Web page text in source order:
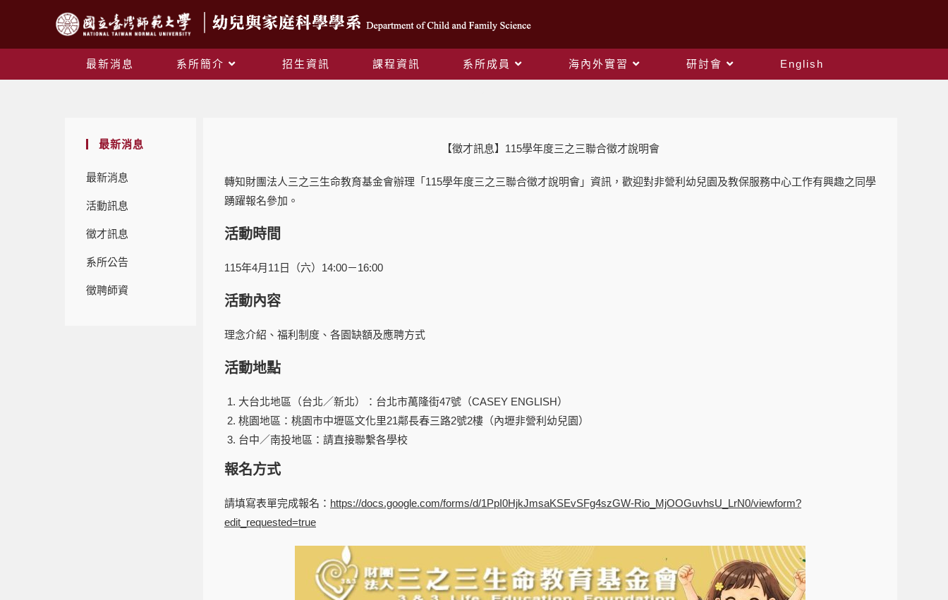
最新消息 系所簡介 招生資訊 課程資訊 系所成員 海內外實習 研討會
English
最新消息
最新消息
活動訊息
徵才訊息
系所公告
徵聘師資
【徵才訊息】115學年度三之三聯合徵才說明會
轉知財團法人三之三生命教育基金會辦理「115學年度三之三聯合徵才說明會」資訊，歡迎對非營利幼兒園及教保服務中心工作有興趣之同學
踴躍報名參加。
活動時間
115年4月11日（六）14:00－16:00
活動內容
理念介紹、福利制度、各園缺額及應聘方式
活動地點
大台北地區（台北／新北）：台北市萬隆街47號（CASEY ENGLISH）
桃園地區：桃園市中壢區文化里21鄰長春三路2號2樓（內壢非營利幼兒園）
台中／南投地區：請直接聯繫各學校
報名方式
請填寫表單完成報名： https://docs.google.com/forms/d/1PpI0HjkJmsaKSEvSFg4szGW-Rio_MjOOGuvhsU_LrN0/viewform?
edit_requested=true